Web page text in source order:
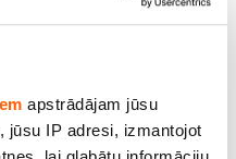
apstrādājam jūsu
jūsu IP adresi, izmantojot